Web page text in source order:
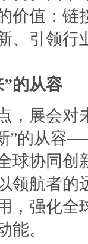
价值：链
、引领
”的从容
，展会对
”的从容
球协同创
领航者的
，强化全
能。